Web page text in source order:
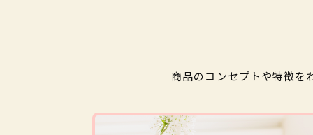
商品のコンセプトや特徴を